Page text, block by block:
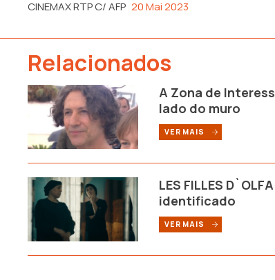
CINEMAX RTP C/ AFP 20 Mai 2023
Relacionados
A Zona de
lado do muro
VER MAIS
LES FILLES
identificado
VER MAIS